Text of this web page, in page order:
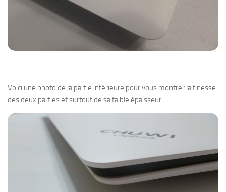
Voici une photo de la partie inférieure pour vous montrer la finesse
des deux parties et surtout de sa faible épaisseur.